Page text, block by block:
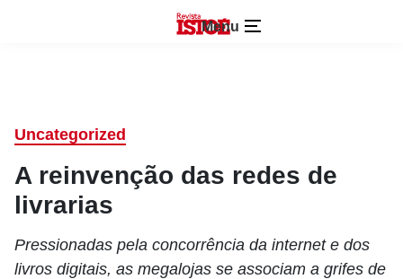
Menu
Uncategorized
A reinvenção das redes de
livrarias
Pressionadas pela concorrência da internet e dos
livros digitais, as megalojas se associam a grifes de